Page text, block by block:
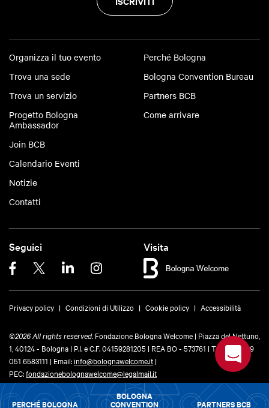
PERCHÉ BOLOGNA
BOLOGNA
CONVENTION PARTNERS BCB
Organizza il tuo evento
Trova una sede
Trova un servizio
Progetto Bologna
Ambassador
Join BCB
Calendario Eventi
Notizie
Contatti
Perché Bologna
Bologna Convention Bureau
Partners BCB
Come arrivare
Seguici Visita
Privacy policy Condizioni di Utilizzo Cookie policy Accessibilità
©2026 All rights reserved. Fondazione Bologna Welcome | Piazza del Nettuno,
1, 40124 - Bologna | P.I. e C.F. 04159281205 | REA BO - 573761 | Telefono +39
051 6583111 | Email: info@bolognawelcome.it |
PEC:fondazionebolognawelcome@legalmail.it